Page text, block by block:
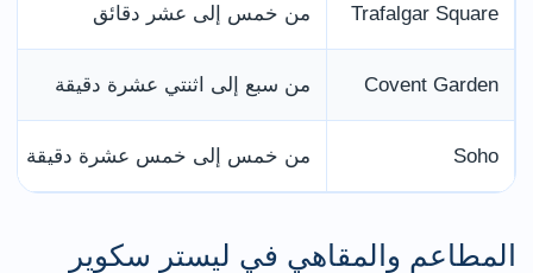
Trafalgar Square من خمس إلى عشر دقائق
Covent Garden من سبع إلى اثنتي عشرة دقيقة
Soho من خمس إلى خمس عشرة دقيقة
المطاعم والمقاهي في ليستر سكوير